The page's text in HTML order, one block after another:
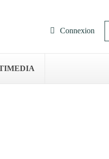
Connexion